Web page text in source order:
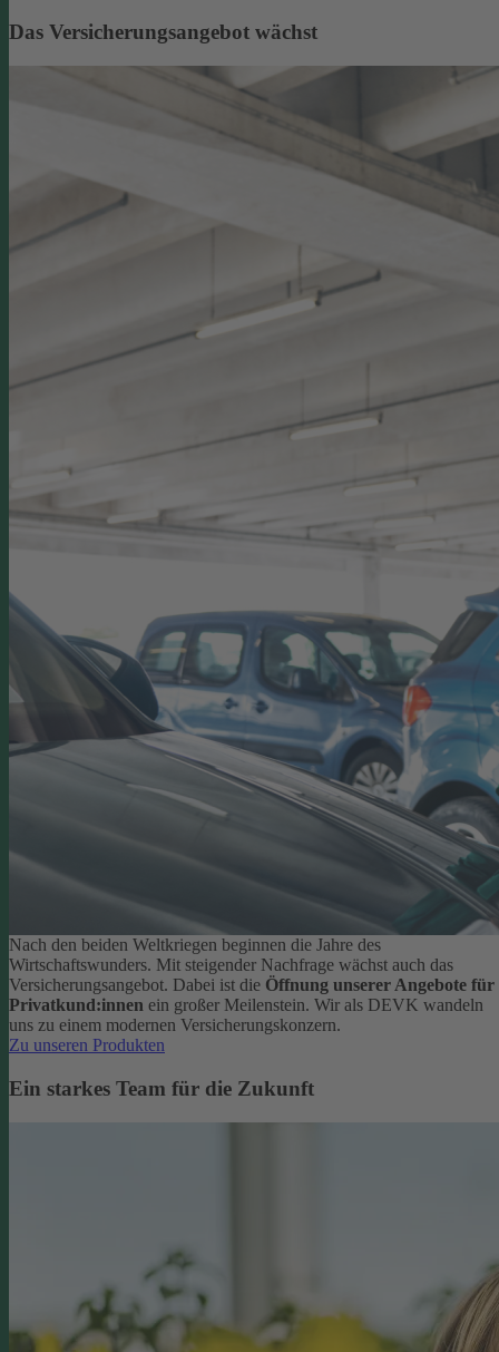
Das Versicherungsangebot wächst
Nach den beiden Weltkriegen beginnen die Jahre des
Wirtschaftswunders. Mit steigender Nachfrage wächst auch das
Versicherungsangebot. Dabei ist die Öffnung unserer Angebote für
Privatkund:innen ein großer Meilenstein. Wir als DEVK wandeln
uns zu einem modernen Versicherungskonzern.
Zu unseren Produkten
Ein starkes Team für die Zukunft